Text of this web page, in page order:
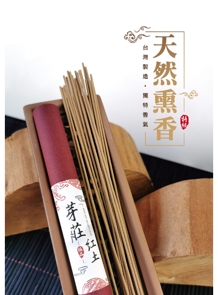
４．使用「AFTEE先享後付」時，將依據個別帳號之用戶狀況，依本公司即
時審查核予不同之上限額度；若仍有額度不足之情形，本公司將視審查結果
５．嚴禁一人註冊多個帳號或使用他人資訊註冊。若發現惡意使用之情形，
恩沛科技股份有限公司將有權停止該用戶之使用額度並採取法律行動。
每筆NT$80，滿NT$1,288(含以上)免運費
每筆NT$80，滿NT$1,200(含以上)免運費
每筆NT$150，滿NT$1,500(含以上)免運費